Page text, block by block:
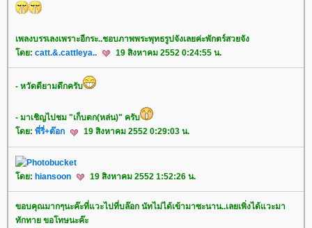
เพลงบรรเลงเพราะอีกระ..ชอบภาพพระพุทธรูปจังเลยค่ะพักตร์สวยจัง
ดย: catt.&.cattleya.. 19 สิงหาคม 2552 0:24:55 น.
- หวัดดียามดึกครับ
- มาเชิญไปชม "เก็บตก(หล่น)" ครับ
ดย: พี่รี่+ต๊อก 19 สิงหาคม 2552 0:29:03 น.
ดย: hiansoon 19 สิงหาคม 2552 1:52:26 น.
ขอบคุณมากๆนะค๊ะที่แวะไปที่บล๊อก นัทไม่ได้เข้ามาซะนาน..เลยเพิ่งได้แวะมา
ทักทาย ขอโทษนะค๊ะ